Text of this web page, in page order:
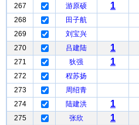
267
游原硕 1
268
田子航
269
刘宝兴
270
吕建陆 1
271
狄强 1
272
程苏扬
273
周绍青
274
陆建洪 1
275
张欣 1